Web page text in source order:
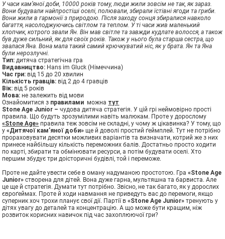
У часи кам’яної доби, 10000 років тому, люди жили зовсім не так, як зараз.
Вони будували найпростіші оселі, полювали, збирали їстівні ягоди та гриби.
Вони жили в гармонії з природою. Після заходу сонця збиралися навколо
багаття, насолоджуючись світлом та теплом. У ті часи жив маленький
хлопчик, котрого звали Ян. Він мав світле та завжди кудлате волосся, а також
був дуже сильний, як для своїх років. Також у нього була старша сестра, що
звалася Яна. Вона мала такий самий крючкуватий ніс, як у брата. Ян та Яна
були нерозлучні.
Тип: дитяча стратегiчна гра
Видавництво: Hans im Gluck (Німеччина)
Час гри: від 15 до 20 хвилин
Кількість гравців: від 2 до 4 гравців
Вік: від 5 років
Мова: не залежить від мови
Ознайомитися з правилами можна тут
Stone Age Junior –чудова дитяча стратегія. У цій грі неймовірно прості
правила. Що будуть зрозумілими навіть малюкам. Проте у дорослому
«Stone Age» правила теж зовсім не складні, у чому ж цікавинка? У тому, що
у«Дитячої кам’яної доби» ще й доволі простий ґеймплей. Тут не потрібно
прораховувати десятки можливих варіантів та визначати, котрий же з них
принесе найбільшу кількість переможних балів. Достатньо просто ходити
по карті, збирати та обмінювати ресурси, а потім будувати оселі. Хто
першим збудує три доісторичні будівлі, той і переможе.
Проте не дайте увести себе в оману надуманою простотою. Гра«Stone Age
Junior» створена для дітей. Вона дуже гарна, мультяшна та барвиста. Але
це ще й стратегія. Думати тут потрібно. Звісно, не так багато, як у дорослих
євроґеймах. Проте й ходи навмання не приведуть вас до перемоги, якщо
суперник хоч трохи планує свої дії. Партії в«Stone Age Junior» тренують у
дітях увагу до деталей та концентрацію. А що може бути кращим, ніж
розвиток корисних навичок під час захоплюючої гри?